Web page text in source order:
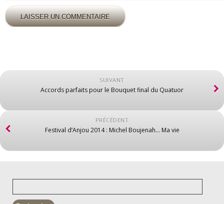
SUIVANT
Accords parfaits pour le Bouquet final du Quatuor
PRÉCÉDENT
Festival d’Anjou 2014 : Michel Boujenah… Ma vie